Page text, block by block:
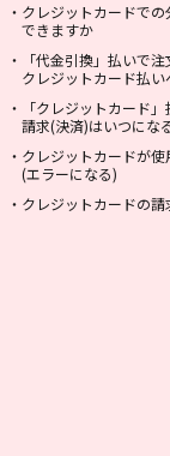
・ クレジットカードで
できますか
・
「代金引換」払いで注
クレジットカード払
・
「クレジットカード」
請求(決済)はいつにな
・ クレジットカードが
(エラーになる)
・ クレジットカードの